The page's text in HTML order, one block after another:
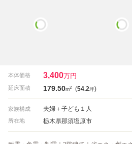
本体価格 3,400万円
延床面積 179.50m2 (54.2坪)
家族構成 夫婦＋子ども１人
所在地 栃木県那須塩原市